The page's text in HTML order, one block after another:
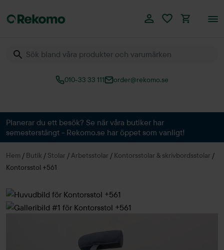
010-33 33 111 order@rekomo.se
Planerar du ett besök? Se när våra butiker har
semesterstängt - Rekomo.se har öppet som vanligt!
Hem / Butik / Stolar /Arbetsstolar / Kontorsstolar & skrivbordsstolar /
Kontorsstol +561